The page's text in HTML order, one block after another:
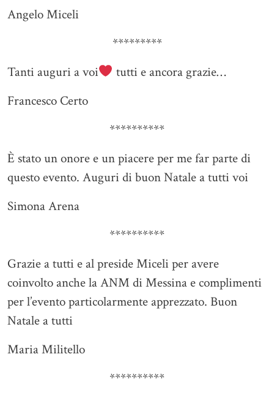
Angelo Miceli
*********
Tanti auguri a voi
tutti e ancora grazie…
Francesco Certo
**********
È stato un onore e un piacere per me far parte di
questo evento. Auguri di buon Natale a tutti voi
Simona Arena
**********
Grazie a tutti e al preside Miceli per avere
coinvolto anche la ANM di Messina e complimenti
per l’evento particolarmente apprezzato. Buon
Natale a tutti
Maria Militello
**********